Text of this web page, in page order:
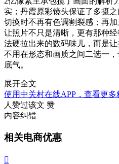
实；丹霞原彩镜头保证了多摄
切换时不再有色调割裂感；再
让照片不只是清晰，更有那种
法硬拉出来的数码味儿，而是
不用在形态和画质之间二选一
底气。
展开全文
使用中关村在线APP，查看更多
人赞过该文 赞
内容纠错
相关电商优惠
